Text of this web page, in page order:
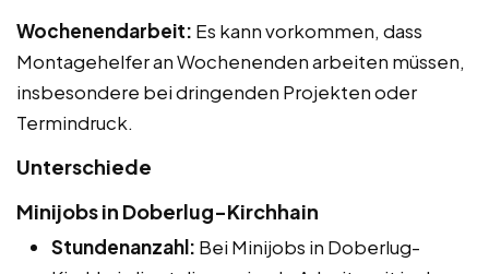
Wochenendarbeit: Es kann vorkommen, dass
Montagehelfer an Wochenenden arbeiten müssen,
insbesondere bei dringenden Projekten oder
Termindruck.
Unterschiede
Minijobs in Doberlug-Kirchhain
Stundenanzahl: Bei Minijobs in Doberlug-